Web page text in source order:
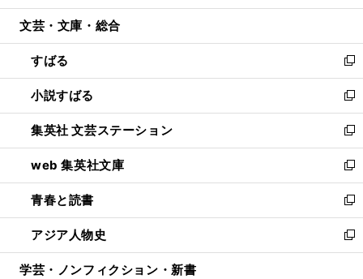
開
ウ
開
く
ン
ウ
で
開
く
ウ
ン
ド
ウ
で
開
く
文芸・文庫・総合
すばる
新
し
い
ウ
ィ
ン
ド
ウ
で
開
く
小説すばる
新
し
い
ウ
ィ
ン
ド
ウ
で
開
集英社 文芸ステーション
新
し
い
ウ
ィ
ン
ド
ウ
web 集英社文庫
新
し
い
ウ
ィ
ン
青春と読書
新
し
い
ウ
アジア人物史
新
し
学芸・ノンフィクション・新書